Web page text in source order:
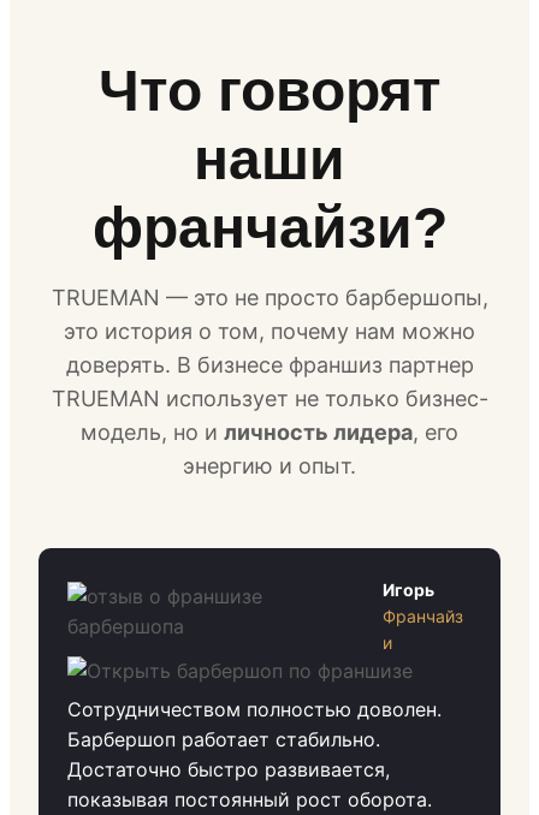
Что говорят
наши
франчайзи?
TRUEMAN — это не просто барбершопы,
это история о том, почему нам можно
доверять. В бизнесе франшиз партнер
TRUEMAN использует не только бизнес-
модель, но и личность лидера, его
энергию и опыт.
Игорь
Франчайз
и
Сотрудничеством полностью доволен.
Барбершоп работает стабильно.
Достаточно быстро развивается,
показывая постоянный рост оборота.